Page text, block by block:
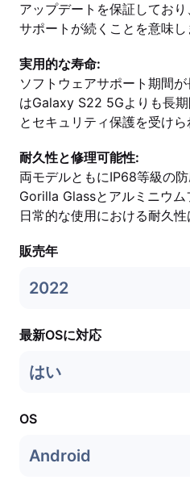
アップデートを保証してお
サポートが続くことを意味し
実用的な寿命:
ソフトウェアサポート期間
はGalaxy S22 5Gよりも長
とセキュリティ保護を受けら
耐久性と修理可能性:
両モデルともにIP68等級の防
Gorilla Glassとアルミニウム
日常的な使用における耐久性
販売年
2022
最新OSに対応
はい
OS
Android